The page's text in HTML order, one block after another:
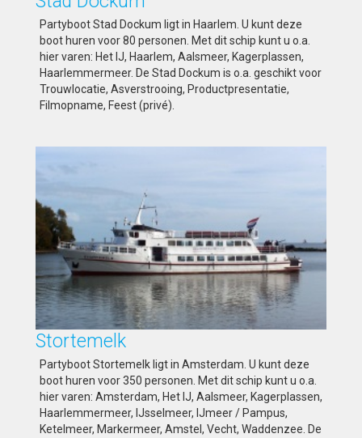
Partyboot Stad Dockum ligt in Haarlem. U kunt deze
boot huren voor 80 personen. Met dit schip kunt u o.a.
hier varen: Het IJ, Haarlem, Aalsmeer, Kagerplassen,
Haarlemmermeer. De Stad Dockum is o.a. geschikt voor
Trouwlocatie, Asverstrooing, Productpresentatie,
Filmopname, Feest (privé).
Stortemelk
Partyboot Stortemelk ligt in Amsterdam. U kunt deze
boot huren voor 350 personen. Met dit schip kunt u o.a.
hier varen: Amsterdam, Het IJ, Aalsmeer, Kagerplassen,
Haarlemmermeer, IJsselmeer, IJmeer / Pampus,
Ketelmeer, Markermeer, Amstel, Vecht, Waddenzee. De